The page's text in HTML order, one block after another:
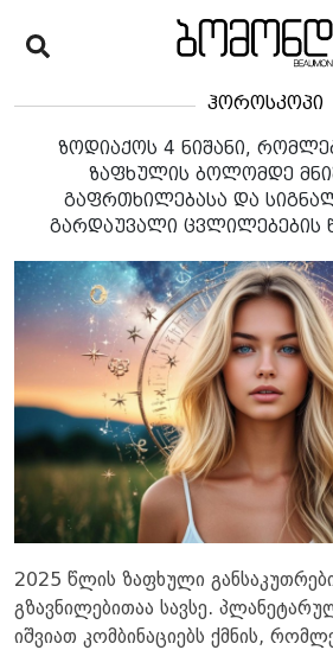
ჰოროსკოპი
ზოდიაქოს 4 ნიშანი,
ზაფხულის ბოლომდე
გაფრთხილებასა და
გარდაუვალი ცვლილებების
2025 წლის ზაფხული
გზავნილებითაა სავსე.
იშვიათ კომბინაციებს ქმნის,